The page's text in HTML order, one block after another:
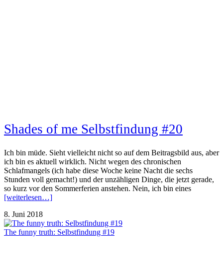
Shades of me Selbstfindung #20
Ich bin müde. Sieht vielleicht nicht so auf dem Beitragsbild aus, aber
ich bin es aktuell wirklich. Nicht wegen des chronischen
Schlafmangels (ich habe diese Woche keine Nacht die sechs
Stunden voll gemacht!) und der unzähligen Dinge, die jetzt gerade,
so kurz vor den Sommerferien anstehen. Nein, ich bin eines
[weiterlesen…]
8. Juni 2018
The funny truth: Selbstfindung #19